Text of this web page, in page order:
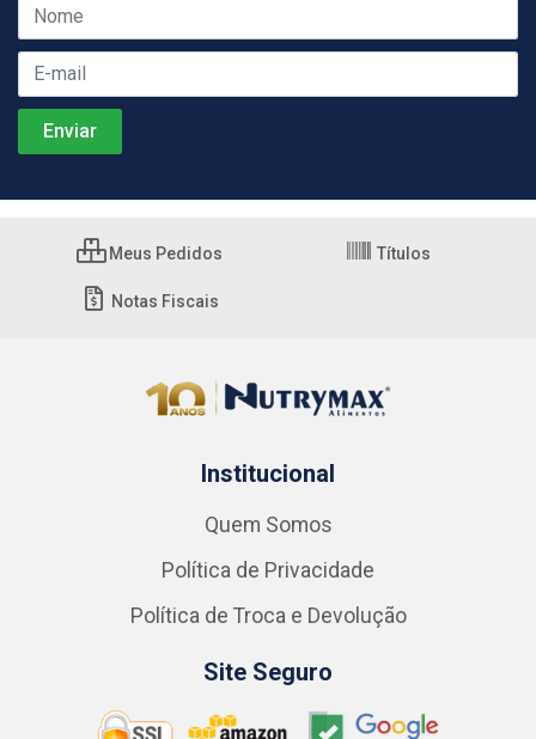
Meus Pedidos Títulos
Notas Fiscais
Institucional
Quem Somos
Política de Privacidade
Política de Troca e Devolução
Site Seguro